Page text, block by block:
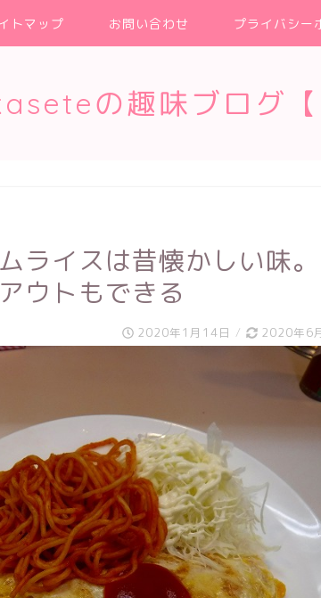
トマップ お問い合わせ プライバシー
の趣味ブログ【
ライスは昔懐かしい味
ウトもできる
2020年1月14日 / 2020年6